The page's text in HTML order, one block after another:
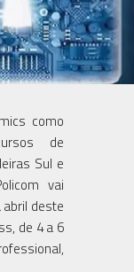
como
de
Sul e
vai
deste
de 4 a 6